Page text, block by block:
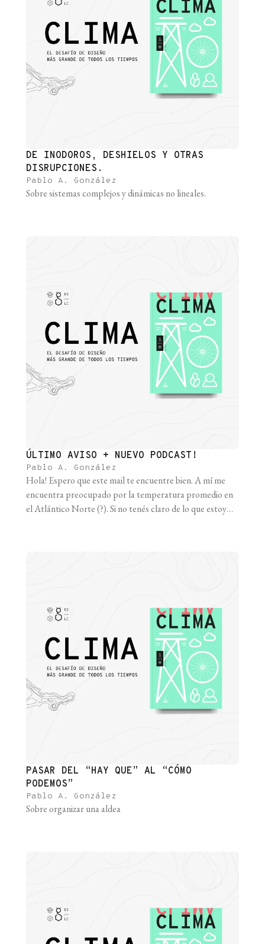
DE INODOROS, DESHIELOS Y OTRAS
DISRUPCIONES.
Pablo A. González
Sobre sistemas complejos y dinámicas no lineales.
ÚLTIMO AVISO + NUEVO PODCAST!
Pablo A. González
Hola! Espero que este mail te encuentre bien. A mí me
encuentra preocupado por la temperatura promedio en
el Atlántico Norte (?). Si no tenés claro de lo que estoy
recordás? Yo también! Y ni [...]
PASAR DEL “HAY QUE” AL “CÓMO
PODEMOS”
Pablo A. González
Sobre organizar una aldea